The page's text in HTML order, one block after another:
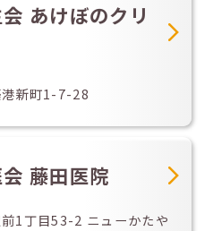
あけぼのクリ
港新町1-7-28
藤田医院
1丁目53-2 ニューかたや